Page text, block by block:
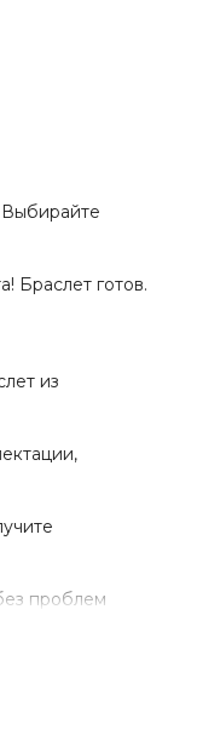
Браслет готов.
из
проблем